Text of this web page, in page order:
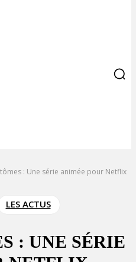
: Une série animée pour Netflix
LES ACTUS
: UNE SÉRIE